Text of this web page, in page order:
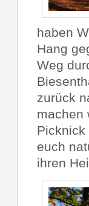
haben
Hang
Weg
zurück
machen
Picknick
euch
ihren